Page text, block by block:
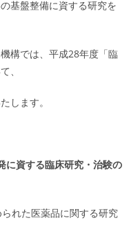
基盤整備に資する研究を
構では、平成28年度「臨
、
します。
に資する臨床研究・治験の
れた医薬品に関する研究